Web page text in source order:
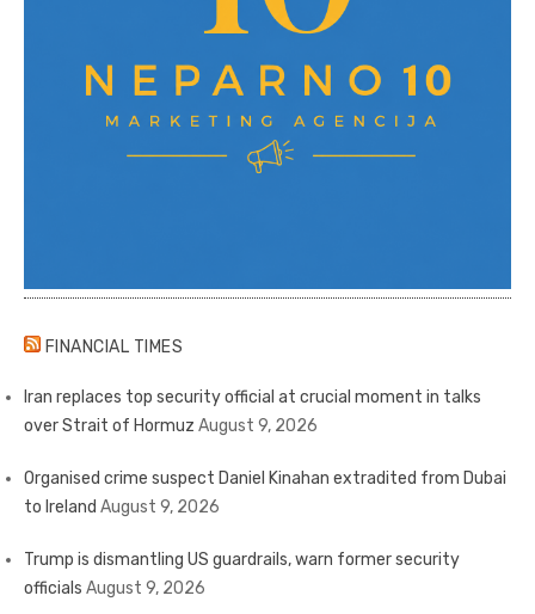
FINANCIAL TIMES
Iran replaces top security official at crucial moment in talks
over Strait of Hormuz August 9, 2026
Organised crime suspect Daniel Kinahan extradited from Dubai
to Ireland August 9, 2026
Trump is dismantling US guardrails, warn former security
officials August 9, 2026